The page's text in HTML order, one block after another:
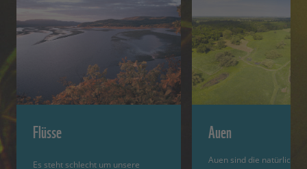
Flüsse
Es steht schlecht um unsere
Auen
Auen sind die natürlichen